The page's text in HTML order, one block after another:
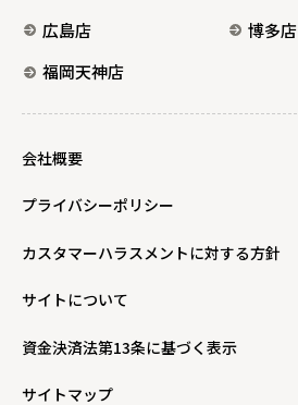
広島店
博多店
福岡天神店
会社概要
プライバシーポリシー
カスタマーハラスメントに対する方針
サイトについて
資金決済法第13条に基づく表示
サイトマップ